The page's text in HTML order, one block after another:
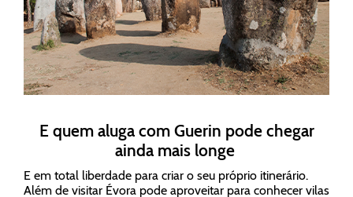
E quem aluga com Guerin pode chegar
ainda mais longe
E em total liberdade para criar o seu próprio itinerário.
Além de visitar Évora pode aproveitar para conhecer vilas